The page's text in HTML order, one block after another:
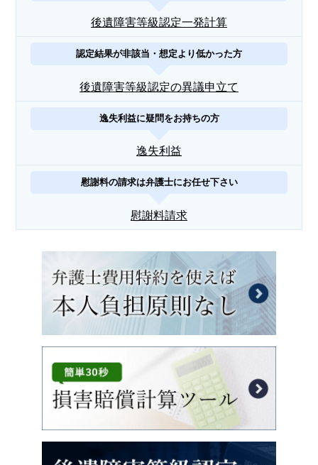
後遺障害等級認定一発計算
認定結果が非該当・想定より低かった方
後遺障害等級認定の異議申立て
逸失利益に疑問をお持ちの方
逸失利益
慰謝料の請求は弁護士にお任せ下さい
慰謝料請求